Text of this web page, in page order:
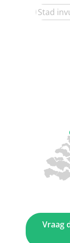
Vraag